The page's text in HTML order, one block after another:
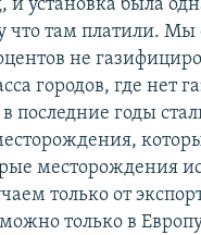
и установка была
что там платили. Мы
не
городов, где нет
последние годы
месторождения
только от
только в